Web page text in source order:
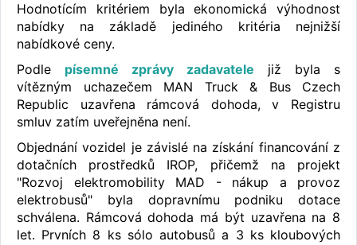
Hodnotícím kritériem byla ekonomická výhodnost
nabídky na základě jediného kritéria nejnižší
nabídkové ceny.
Podle písemné zprávy zadavatele již byla s
vítězným uchazečem MAN Truck & Bus Czech
Republic uzavřena rámcová dohoda, v Registru
smluv zatím uveřejněna není.
Objednání vozidel je závislé na získání financování z
dotačních prostředků IROP, přičemž na projekt
"Rozvoj elektromobility MAD - nákup a provoz
elektrobusů" byla dopravnímu podniku dotace
schválena. Rámcová dohoda má být uzavřena na 8
let. Prvních 8 ks sólo autobusů a 3 ks kloubových